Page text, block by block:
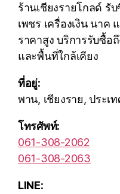
ร้านเชียงรายโกลด์ รั
เพชร เครื่องเงิน นาค
ราคาสูง บริการรับซื้อ
และพื้นที่ใกล้เคียง
ที่อยู่:
พาน, เชียงราย, ประเ
โทรศัพท์:
061-308-2062
061-308-2063
LINE: